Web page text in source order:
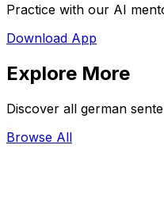
Practice with our AI
Download App
Explore More
Discover all german
Browse All